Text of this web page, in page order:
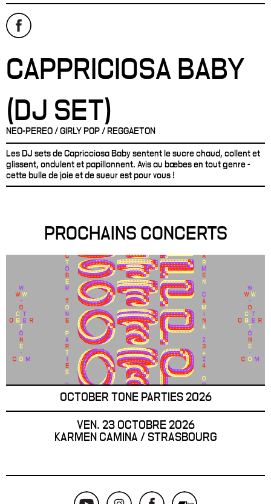
CAPPRICIOSA BABY
(DJ SET)
NEO-PEREO / GIRLY POP / REGGAETON
Les DJ sets de Capricciosa Baby sentent le sucre chaud, collent et
glissent, ondulent et papillonnent. Avis au bæbes en tout genre -
cette bulle de joie et de sueur est pour vous !
PROCHAINS CONCERTS
OCTOBER TONE PARTIES 2026
VEN. 23 OCTOBRE 2026
KARMEN CAMINA / STRASBOURG